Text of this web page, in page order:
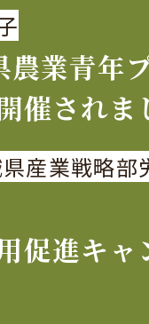
業青年
催されま
産業戦略部
促進キャ